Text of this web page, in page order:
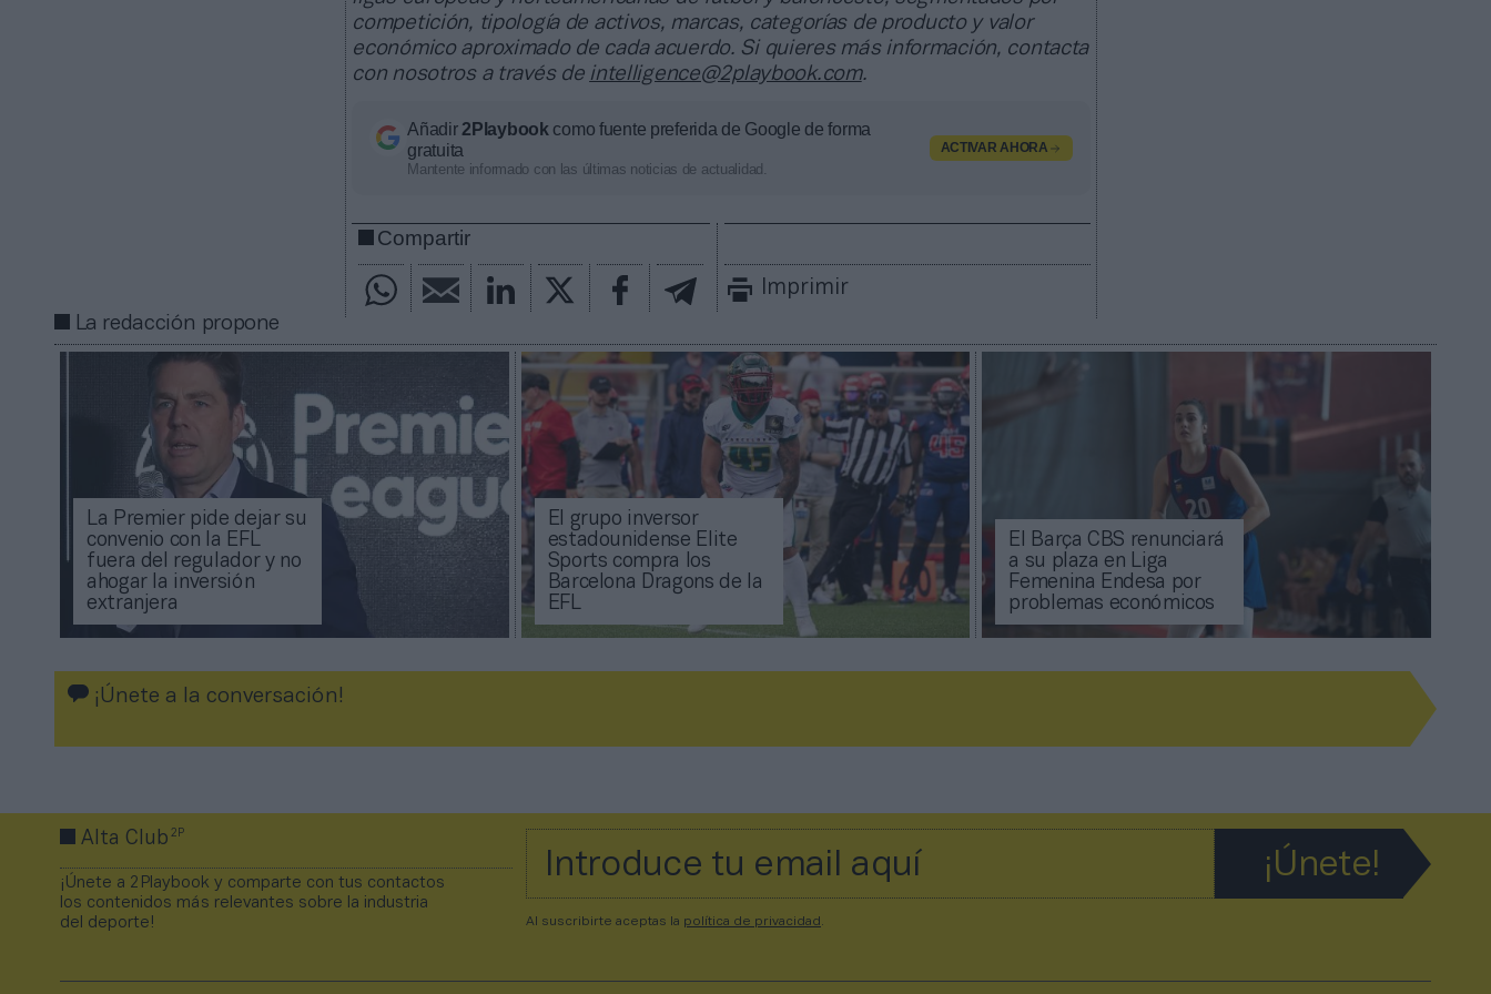
competición, tipología de activos, marcas, categorías de producto y valor
económico aproximado de cada acuerdo. Si quieres más información, contacta
con nosotros a través de intelligence@2playbook.com.
Añadir2Playbook como fuente preferida de Google de forma
gratuita
Mantente informado con las últimas noticias de actualidad.
ACTIVAR AHORA
Compartir
Imprimir
La redacción propone
La Premier pide dejar su
convenio con la EFL
fuera del regulador y no
ahogar la inversión
extranjera
El grupo inversor
estadounidense Elite
Sports compra los
Barcelona Dragons de la
EFL
El Barça CBS renunciará
a su plaza en Liga
Femenina Endesa por
problemas económicos
¡Únete a la conversación!
Alta Club2P
¡Únete a 2Playbook y comparte con tus contactos
los contenidos más relevantes sobre la industria
del deporte!
Al suscribirte aceptas la política de privacidad